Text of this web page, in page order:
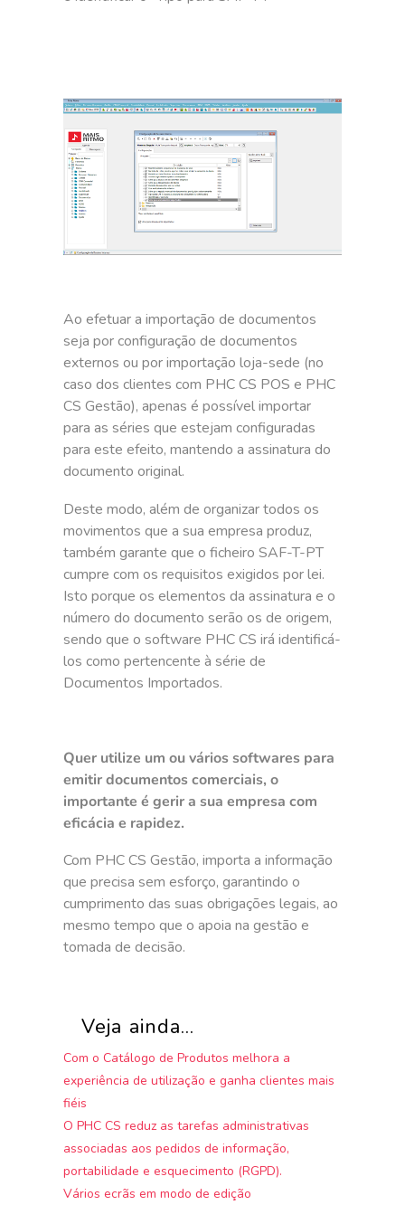
Ao efetuar a importação de documentos
seja por configuração de documentos
externos ou por importação loja-sede (no
caso dos clientes com PHC CS POS e PHC
CS Gestão), apenas é possível importar
para as séries que estejam configuradas
para este efeito, mantendo a assinatura do
documento original.
Deste modo, além de organizar todos os
movimentos que a sua empresa produz,
também garante que o ficheiro SAF-T-PT
cumpre com os requisitos exigidos por lei.
Isto porque os elementos da assinatura e o
número do documento serão os de origem,
sendo que o software PHC CS irá identificá-
los como pertencente à série de
Documentos Importados.
Quer utilize um ou vários softwares para
emitir documentos comerciais, o
importante é gerir a sua empresa com
eficácia e rapidez.
Com PHC CS Gestão, importa a informação
que precisa sem esforço, garantindo o
cumprimento das suas obrigações legais, ao
mesmo tempo que o apoia na gestão e
tomada de decisão.
Veja ainda...
Com o Catálogo de Produtos melhora a
experiência de utilização e ganha clientes mais
fiéis
O PHC CS reduz as tarefas administrativas
associadas aos pedidos de informação,
portabilidade e esquecimento (RGPD).
Vários ecrãs em modo de edição